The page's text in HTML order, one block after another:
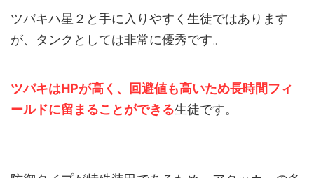
ツバキハ星２と手に入りやすく生徒ではあります
が、タンクとしては非常に優秀です。
ツバキはHPが高く、回避値も高いため長時間フィ
ールドに留まることができる生徒です。